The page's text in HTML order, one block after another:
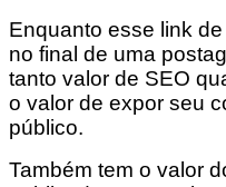
Enquanto esse link
no final de uma
tanto valor de SEO
o valor de expor seu
público.
Também tem o valor